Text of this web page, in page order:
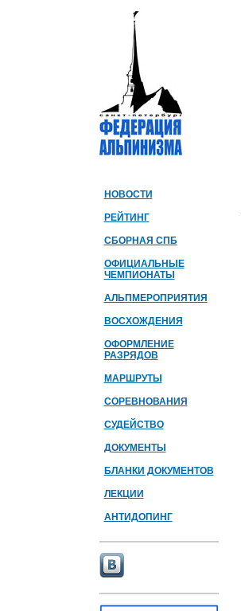
НОВОСТИ
РЕЙТИНГ
СБОРНАЯ СПБ
ОФИЦИАЛЬНЫЕ
ЧЕМПИОНАТЫ
АЛЬПМЕРОПРИЯТИЯ
ВОСХОЖДЕНИЯ
ОФОРМЛЕНИЕ
РАЗРЯДОВ
МАРШРУТЫ
СОРЕВНОВАНИЯ
СУДЕЙСТВО
ДОКУМЕНТЫ
БЛАНКИ ДОКУМЕНТОВ
ЛЕКЦИИ
АНТИДОПИНГ